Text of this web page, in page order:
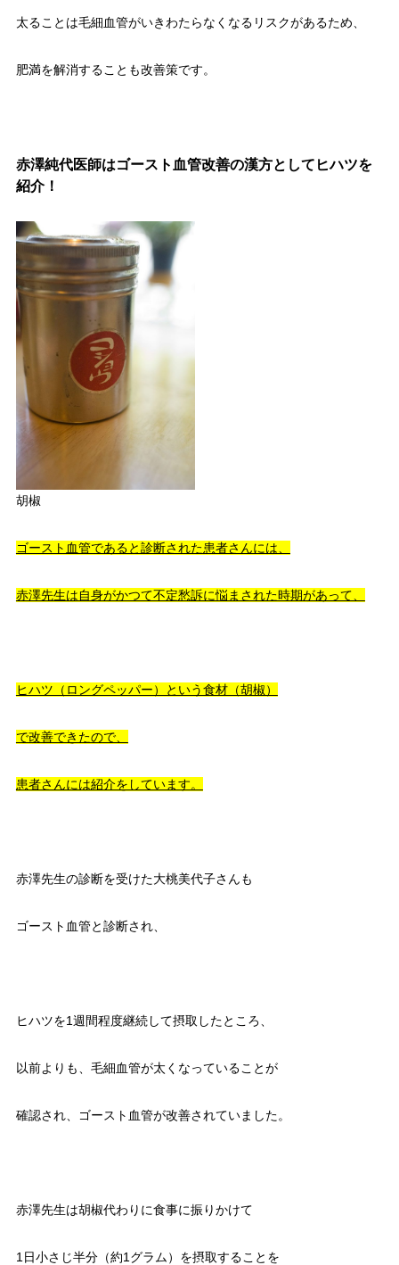
太ることは毛細血管がいきわたらなくなるリスクがあるため、
肥満を解消することも改善策です。
赤澤純代医師はゴースト血管改善の漢方としてヒハツを
紹介！
胡椒
ゴースト血管であると診断された患者さんには、
赤澤先生は自身がかつて不定愁訴に悩まされた時期があって、
ヒハツ（ロングペッパー）という食材（胡椒）
で改善できたので、
患者さんには紹介をしています。
赤澤先生の診断を受けた大桃美代子さんも
ゴースト血管と診断され、
ヒハツを1週間程度継続して摂取したところ、
以前よりも、毛細血管が太くなっていることが
確認され、ゴースト血管が改善されていました。
赤澤先生は胡椒代わりに食事に振りかけて
1日小さじ半分（約1グラム）を摂取することを